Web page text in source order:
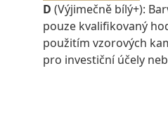
D (Výjimečně bílý+):
pouze kvalifikovaný
použitím vzorových
pro investiční účely